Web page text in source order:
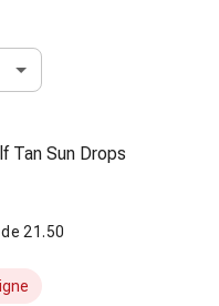
Tan Sun Drops
21.50